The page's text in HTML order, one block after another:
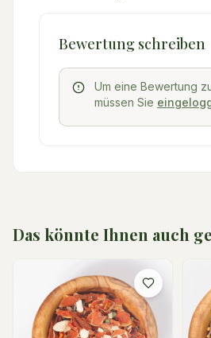
Bewertung schreiben
Um eine Bewertung
müssen Sie
Das könnte Ihnen auch